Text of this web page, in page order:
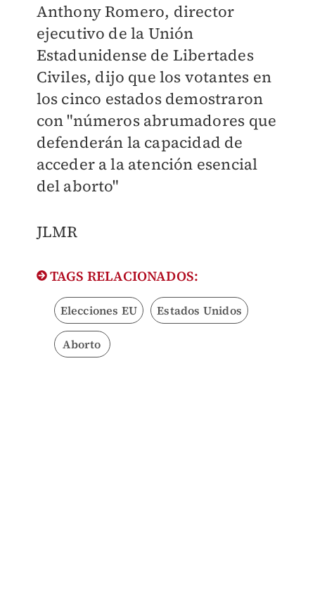
Anthony Romero, director
ejecutivo de la Unión
Estadunidense de Libertades
Civiles, dijo que los votantes en
los cinco estados demostraron
con "números abrumadores que
defenderán la capacidad de
acceder a la atención esencial
del aborto"
JLMR
TAGS RELACIONADOS:
Elecciones EU Estados Unidos
Aborto